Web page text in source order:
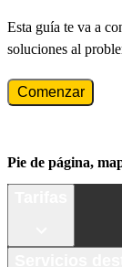
Esta guía te va a
soluciones al
Comenzar
Pie de página,